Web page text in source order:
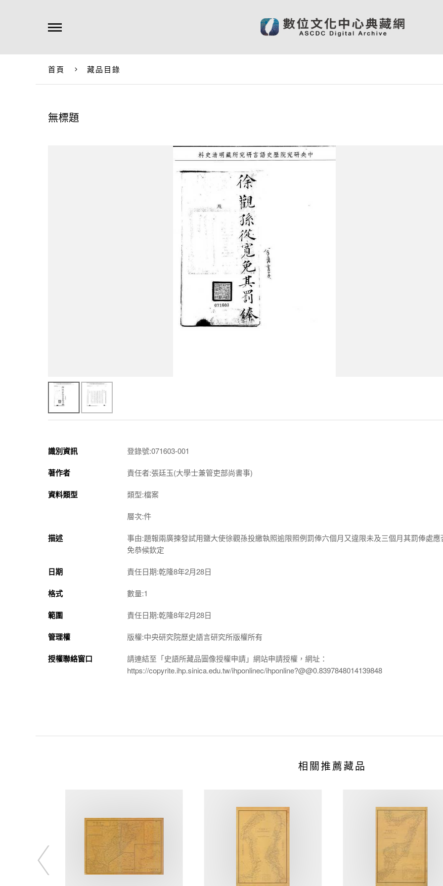
首頁 藏品目錄
無標題
識別資訊 登錄號:071603-001
著作者 責任者:張廷玉(大學士兼管吏部尚書事)
資料類型 類型:檔案
層次:件
描述
事由:題報兩廣揀發試用鹽大使徐觀孫投繳執照逾限照例罰俸六個月又違限未及三個月其罰俸處應
免恭候欽定
日期 責任日期:乾隆8年2月28日
格式 數量:1
範圍 責任日期:乾隆8年2月28日
管理權 版權:中央研究院歷史語言研究所版權所有
授權聯絡窗口
請連結至「史語所藏品圖像授權申請」網站申請授權，網址：
https://copyrite.ihp.sinica.edu.tw/ihponlinec/ihponline?@@0.8397848014139848
相關推薦藏品